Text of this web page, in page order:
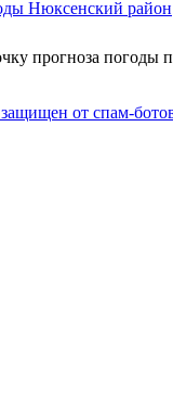
Нюксенский район
прогноза погоды
от спам-